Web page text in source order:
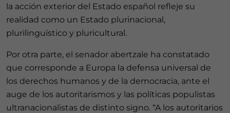
la acción exterior del Estado español refleje su
realidad como un Estado plurinacional,
plurilinguístico y pluricultural.
Por otra parte, el senador abertzale ha constatado
que corresponde a Europa la defensa universal de
los derechos humanos y de la democracia, ante el
auge de los autoritarismos y las políticas populistas
ultranacionalistas de distinto signo. “A los autoritarios